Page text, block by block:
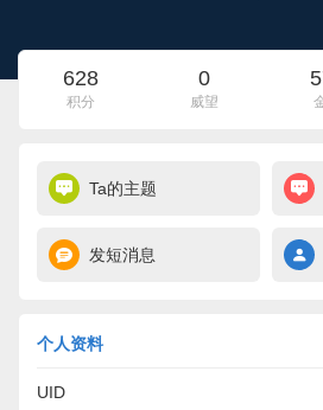
628
积分
0
威望
Ta的主题
发短消息
个人资料
UID